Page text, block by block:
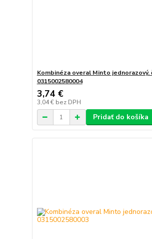
Kombinéza overal Minto jednorazový.
0315002580004
3,74 €
3,04 € bez DPH
Pridať do košíka